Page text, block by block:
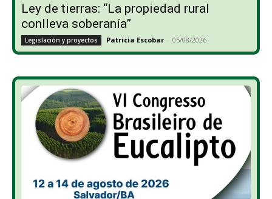
Ley de tierras: “La propiedad rural
conlleva soberanía”
Legislación y proyectos Patricia Escobar - 05/08/2026